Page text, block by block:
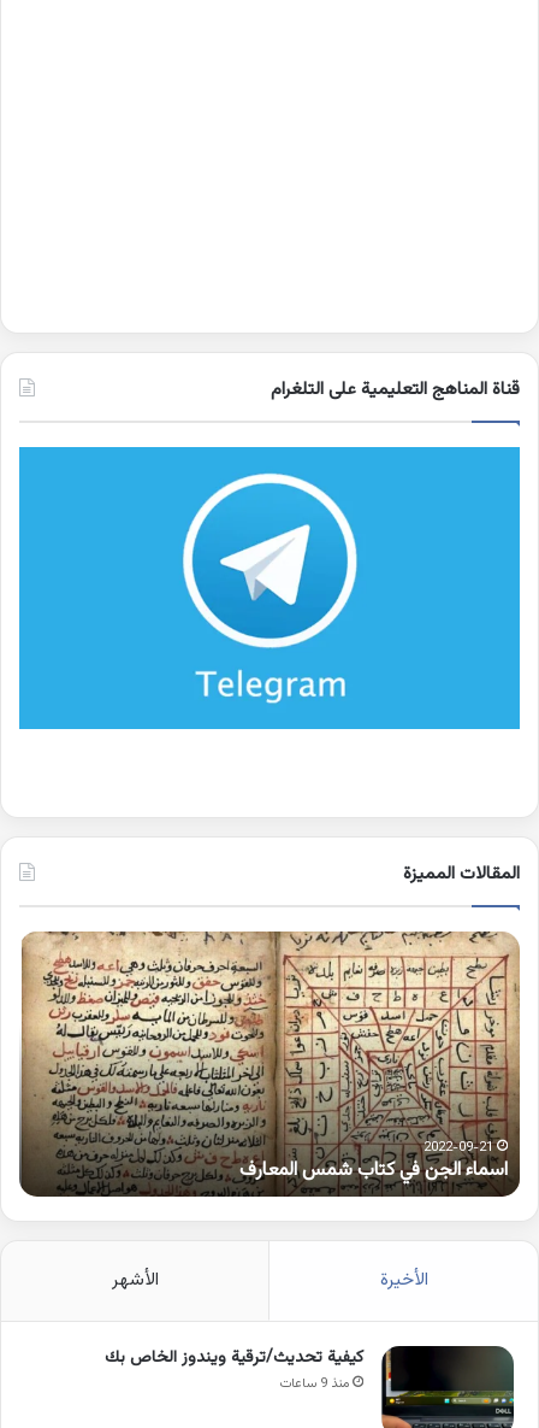
قناة المناهج التعليمية على التلغرام
المقالات المميزة
اسماء
الجن
في
كتاب
شمس
المعارف
2022-09-21
اسماء الجن في كتاب شمس المعارف
الأخيرة الأشهر
كيفية تحديث/ترقية ويندوز الخاص بك
منذ 9 ساعات